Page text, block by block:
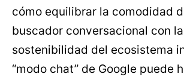
cómo equilibrar la comodidad
buscador conversacional con la
sostenibilidad del ecosistema
“modo chat” de Google puede